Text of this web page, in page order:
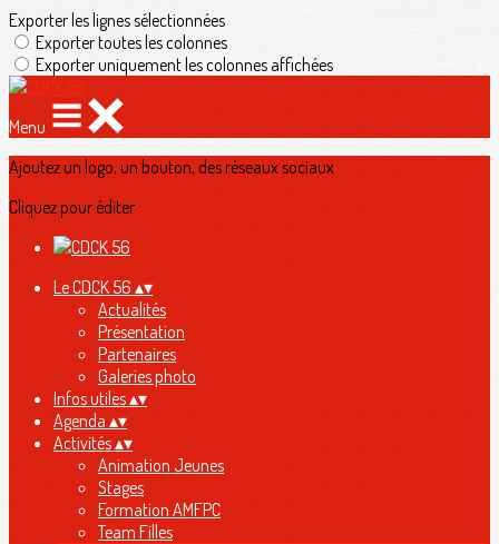
Exporter les lignes sélectionnées
Exporter toutes les colonnes
Exporter uniquement les colonnes affichées
Menu
Ajoutez un logo, un bouton, des réseaux sociaux
Cliquez pour éditer
Le CDCK 56 ▴▾
Actualités
Présentation
Partenaires
Galeries photo
Infos utiles▴▾
Agenda ▴▾
Activités▴▾
Animation Jeunes
Stages
Formation AMFPC
Team Filles